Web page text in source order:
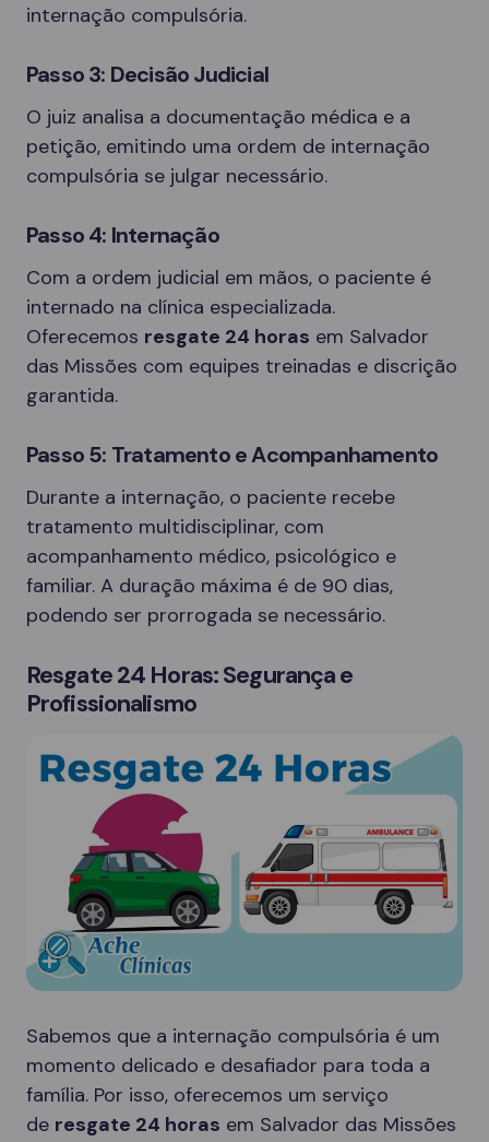
internação compulsória.
Passo 3: Decisão Judicial
O juiz analisa a documentação médica e a
petição, emitindo uma ordem de internação
compulsória se julgar necessário.
Passo 4: Internação
Com a ordem judicial em mãos, o paciente é
internado na clínica especializada.
Oferecemos resgate 24 horas em Salvador
das Missões com equipes treinadas e discrição
garantida.
Passo 5: Tratamento e Acompanhamento
Durante a internação, o paciente recebe
tratamento multidisciplinar, com
acompanhamento médico, psicológico e
familiar. A duração máxima é de 90 dias,
podendo ser prorrogada se necessário.
Resgate 24 Horas: Segurança e
Profissionalismo
Sabemos que a internação compulsória é um
momento delicado e desafiador para toda a
família. Por isso, oferecemos um serviço
de resgate 24 horas em Salvador das Missões